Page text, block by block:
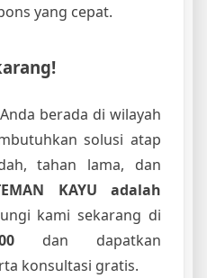
yang cepat.
berada di wilayah
solusi atap
tahan lama, dan
KAYU adalah
kami sekarang di
dan dapatkan
konsultasi gratis.